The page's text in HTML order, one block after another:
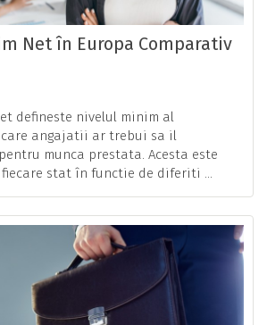
Net în Europa Comparativ
defineste nivelul minim al
angajatii ar trebui sa il
munca prestata. Acesta este
stat în functie de diferiti ...